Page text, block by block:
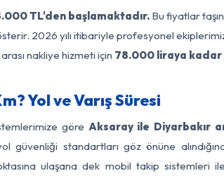
TL'den başlamaktadır. Bu fiyatlar
2026 yılı itibariyle profesyonel
nakliye hizmeti için 78.000 liraya kadar
Yol ve Varış Süresi
göre Aksaray ile Diyarbakır
yol güvenliği standartları göz önüne
ulaşana dek mobil takip sistemleri